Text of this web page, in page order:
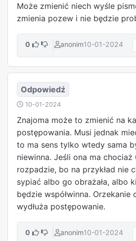
Może zmienić niech wyśle
zmienia pozew i nie będzie
0 anonim10-01-2024
Odpowiedź
10-01-2024
Znajoma może to zmienić na
postępowania. Musi jednak
to ma sens tylko wtedy sama
niewinna. Jeśli ona ma chociaż
rozpadzie, bo na przykład nie
sypiać albo go obrażała, albo
będzie współwinna. Orzekanie
wydłuża postępowanie.
0 anonim10-01-2024